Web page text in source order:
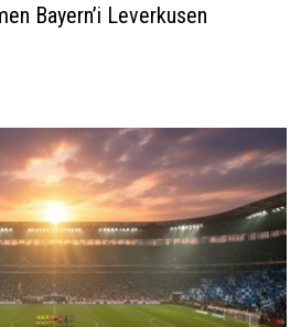
Bayern’i Leverkusen